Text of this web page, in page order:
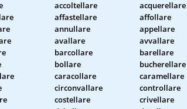
accoltellare acquerellare
affastellare affollare
annullare appellare
avallare avvallare
barcollare barellare
bollare bucherellare
caracollare caramellare
circonvallare controllare
costellare crivellare